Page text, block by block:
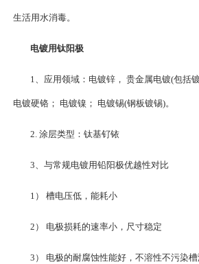
生活用水消毒。
电镀用钛阳极
1、应用领域：电镀锌， 贵金属电镀(包括
电镀硬铬； 电镀镍； 电镀锡(钢板镀锡)。
2. 涂层类型：钛基钌铱
3、与常规电镀用铅阳极优越性对比
1） 槽电压低，能耗小
2） 电极损耗的速率小，尺寸稳定
3） 电极的耐腐蚀性能好，不溶性不污染槽